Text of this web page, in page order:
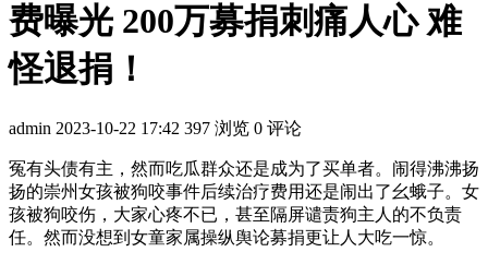
费曝光 200万募捐刺痛人心 难
怪退捐！
admin 2023-10-22 17:42 397 浏览 0 评论
冤有头债有主，然而吃瓜群众还是成为了买单者。闹得沸沸扬
扬的崇州女孩被狗咬事件后续治疗费用还是闹出了幺蛾子。女
孩被狗咬伤，大家心疼不已，甚至隔屏谴责狗主人的不负责
任。然而没想到女童家属操纵舆论募捐更让人大吃一惊。